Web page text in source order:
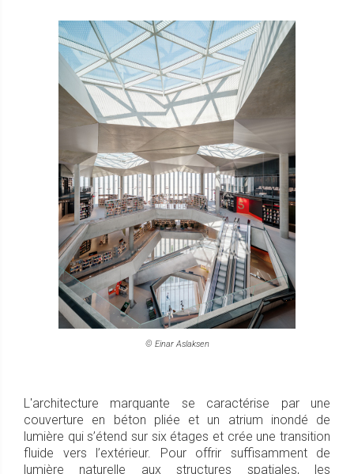
© Einar Aslaksen
L'architecture marquante se caractérise par une
couverture en béton pliée et un atrium inondé de
lumière qui s’étend sur six étages et crée une transition
fluide vers l’extérieur. Pour offrir suffisamment de
lumière naturelle aux structures spatiales, les